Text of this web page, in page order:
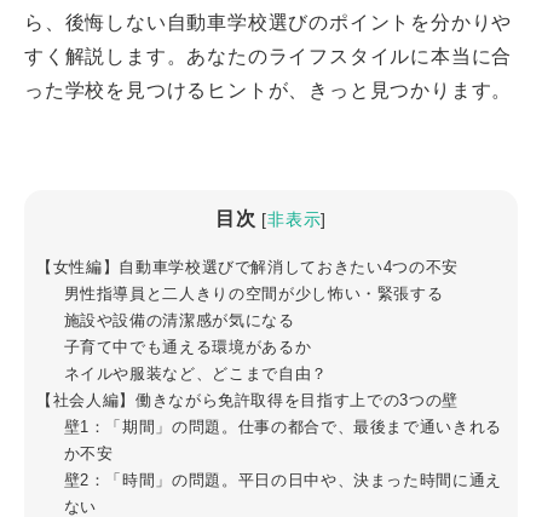
ら、後悔しない自動車学校選びのポイントを分かりや
すく解説します。あなたのライフスタイルに本当に合
った学校を見つけるヒントが、きっと見つかります。
目次 [非表示]
【女性編】自動車学校選びで解消しておきたい4つの不安
男性指導員と二人きりの空間が少し怖い・緊張する
施設や設備の清潔感が気になる
子育て中でも通える環境があるか
ネイルや服装など、どこまで自由？
【社会人編】働きながら免許取得を目指す上での3つの壁
壁1：「期間」の問題。仕事の都合で、最後まで通いきれる
か不安
壁2：「時間」の問題。平日の日中や、決まった時間に通え
ない